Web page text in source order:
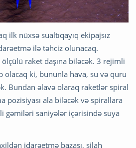
ilk nüxsə sualtıqayıq ekipajsız
ilə təhciz olunacaq.
raket daşına biləcək. 3 rejimli
olacaq ki, bununla hava, su və quru
Bundan əlavə olaraq raketlər spiral
pozisiyası ala biləcək və spirallara
gəmiləri saniyələr içərisində suya
idarəetmə bazası, silah